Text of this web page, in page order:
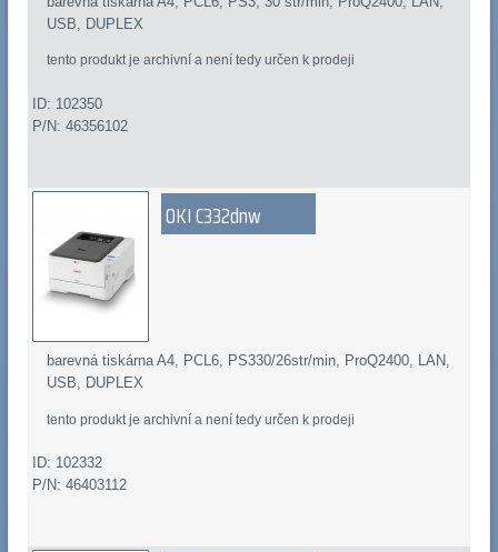
USB, DUPLEX
tento produkt je archivní a není tedy určen k prodeji
ID: 102350
P/N: 46356102
OKI C332dnw
barevná tiskárna A4, PCL6, PS330/26str/min, ProQ2400, LAN,
USB, DUPLEX
tento produkt je archivní a není tedy určen k prodeji
ID: 102332
P/N: 46403112